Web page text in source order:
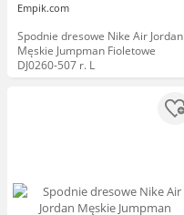
Empik.com
Spodnie dresowe Nike Air Jordan
Męskie Jumpman Fioletowe
DJ0260-507 r. L